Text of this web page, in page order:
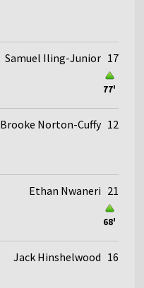
77'
Samuel Iling-Junior 17
Brooke Norton-Cuffy 12
68'
Ethan Nwaneri 21
Jack Hinshelwood 16